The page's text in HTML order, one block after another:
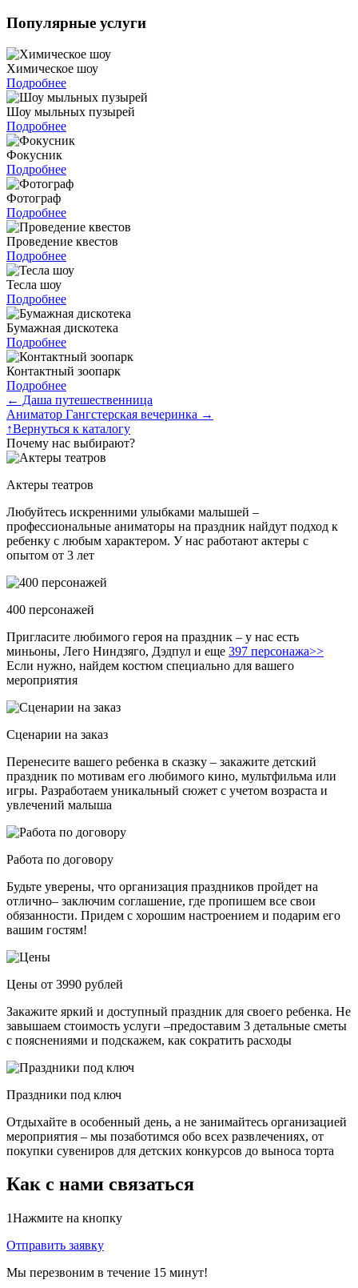
Популярные услуги
Химическое шоу
Подробнее
Шоу мыльных пузырей
Подробнее
Фокусник
Подробнее
Фотограф
Подробнее
Проведение квестов
Подробнее
Тесла шоу
Подробнее
Бумажная дискотека
Подробнее
Контактный зоопарк
Подробнее
← Даша путешественница
Аниматор Гангстерская вечеринка →
↑Вернуться к каталогу
Почему нас выбирают?
Актеры театров
Любуйтесь искренними улыбками малышей –
профессиональные аниматоры на праздник найдут подход к
ребенку с любым характером. У нас работают актеры с
опытом от 3 лет
400 персонажей
Пригласите любимого героя на праздник – у нас есть
миньоны, Лего Ниндзяго, Дэдпул и еще 397 персонажа>>
Если нужно, найдем костюм специально для вашего
мероприятия
Сценарии на заказ
Перенесите вашего ребенка в сказку – закажите детский
праздник по мотивам его любимого кино, мультфильма или
игры. Разработаем уникальный сюжет с учетом возраста и
увлечений малыша
Работа по договору
Будьте уверены, что организация праздников пройдет на
отлично– заключим соглашение, где пропишем все свои
обязанности. Придем с хорошим настроением и подарим его
вашим гостям!
Цены от 3990 рублей
Закажите яркий и доступный праздник для своего ребенка. Не
завышаем стоимость услуги –предоставим 3 детальные сметы
с пояснениями и подскажем, как сократить расходы
Праздники под ключ
Отдыхайте в особенный день, а не занимайтесь организацией
мероприятия – мы позаботимся обо всех развлечениях, от
покупки сувениров для детских конкурсов до выноса торта
Как с нами связаться
1Нажмите на кнопку
Отправить заявку
Мы перезвоним в течение 15 минут!